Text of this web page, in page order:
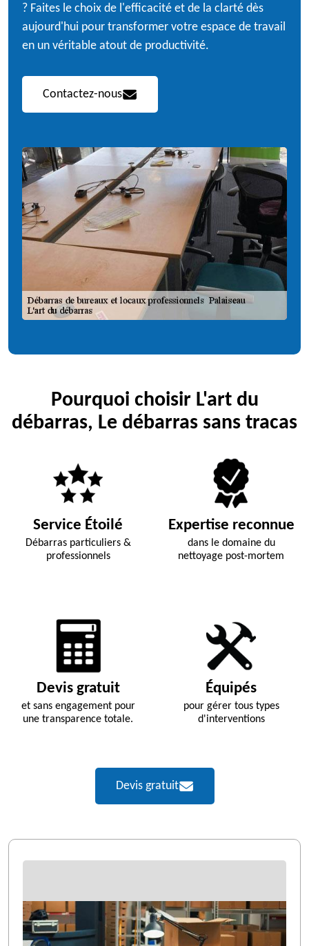
? Faites le choix de l'efficacité et de la clarté dès
aujourd'hui pour transformer votre espace de travail
en un véritable atout de productivité.
Contactez-nous
Pourquoi choisir L'art du
débarras, Le débarras sans tracas
Service Étoilé
Débarras particuliers &
professionnels
Expertise reconnue
dans le domaine du
nettoyage post-mortem
Devis gratuit
et sans engagement pour
une transparence totale.
Équipés
pour gérer tous types
d'interventions
Devis gratuit